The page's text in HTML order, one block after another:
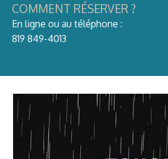
COMMENT RÉSERVER ?
En ligne ou au téléphone :
819 849-4013